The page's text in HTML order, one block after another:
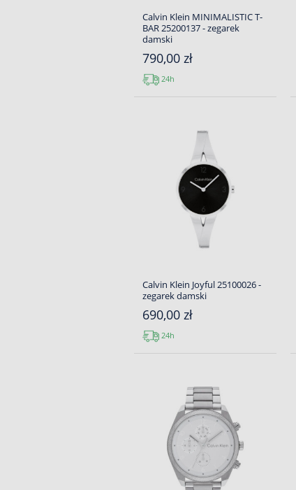
Calvin Klein MINIMALISTIC T-
BAR 25200137 - zegarek
damski
790,00 zł
24h
Calvin Klein Joyful 25100026 -
zegarek damski
690,00 zł
24h